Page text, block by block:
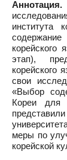
Аннотация.
института
корейского
этап),
корейского
свои
«Выбор
Кореи для
меры по
корейской